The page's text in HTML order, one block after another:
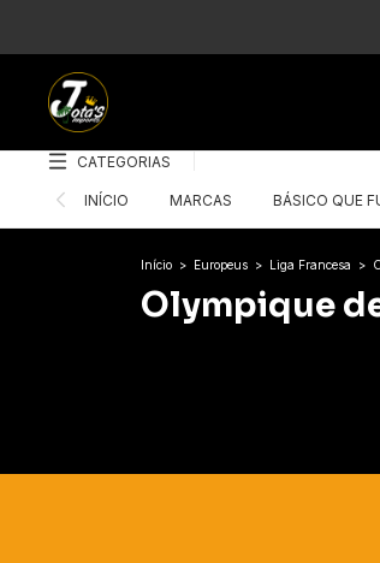
CATEGORIAS
INÍCIO MARCAS BÁSICO QUE
Início > Europeus > Liga Francesa >
Olympique